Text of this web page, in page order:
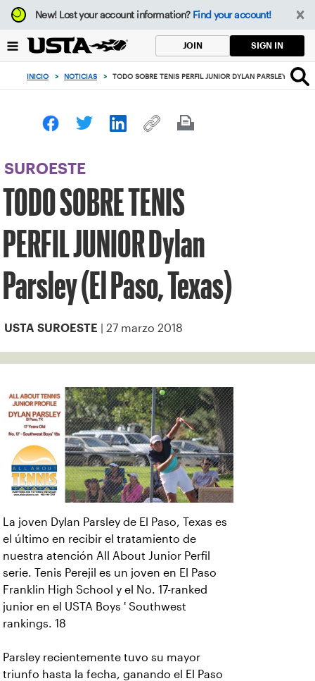
Enfoque
desde
botón
volver
principio
New!Lost your account information? Find your account!
JOIN SIGN IN
INICIO > NOTICIAS > TODO SOBRE TENIS PERFIL JUNIOR DYLAN PARSLEY (EL
SUROESTE
TODO SOBRE TENIS
PERFIL JUNIOR Dylan
Parsley (El Paso, Texas)
USTA SUROESTE | 27 marzo 2018
La joven Dylan Parsley de El Paso, Texas es
el último en recibir el tratamiento de
nuestra atención All About Junior Perfil
serie. Tenis Perejil es un joven en El Paso
Franklin High School y el No. 17-ranked
junior en el USTA Boys ' Southwest
rankings. 18
Parsley recientemente tuvo su mayor
triunfo hasta la fecha, ganando el El Paso